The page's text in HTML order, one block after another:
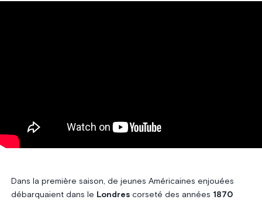
Dans la première saison, de jeunes Américaines enjouées
débarquaient dans le Londrescorseté des années 1870